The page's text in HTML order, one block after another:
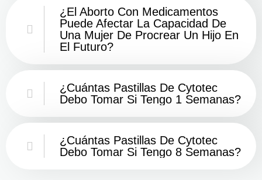
¿El Aborto Con Medicamentos
Puede Afectar La Capacidad De
Una Mujer De Procrear Un Hijo En
El Futuro?
¿Cuántas Pastillas De Cytotec
Debo Tomar Si Tengo 1 Semanas?
¿Cuántas Pastillas De Cytotec
Debo Tomar Si Tengo 8 Semanas?